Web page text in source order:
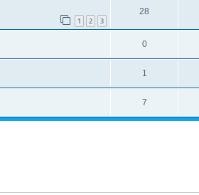
1 2 3
28
0
1
7